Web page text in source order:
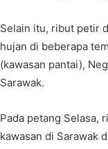
Selain itu, ribut petir
hujan di beberapa
(kawasan pantai),
Sarawak.
Pada petang Selasa,
kawasan di Sarawak